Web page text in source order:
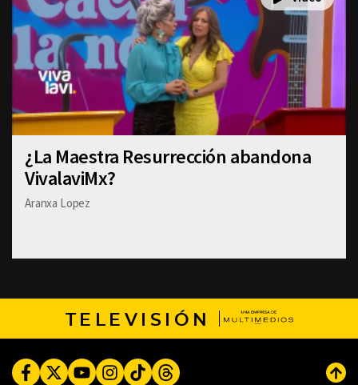
¿La Maestra Resurrección abandona
VivalaviMx?
Aranxa Lopez
TELEVISIÓN
FacebookTwitterYoutubeInstagram
TikTokThreads